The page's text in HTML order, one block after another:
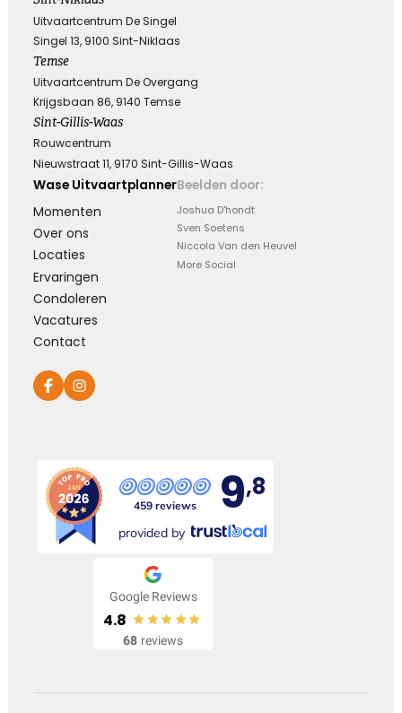
Uitvaartcentrum De Singel
Singel 13, 9100 Sint-Niklaas
Temse
Uitvaartcentrum De Overgang
Krijgsbaan 86, 9140 Temse
Sint-Gillis-Waas
Rouwcentrum
Nieuwstraat 11, 9170 Sint-Gillis-Waas
Wase Uitvaartplanner
Momenten
Over ons
Locaties
Ervaringen
Condoleren
Vacatures
Contact
Beelden door:
Joshua D'hondt
Sven Soetens
Niccola Van den Heuvel
More Social
459 reviews 9,8
provided by
Google Reviews
4.8
68 reviews